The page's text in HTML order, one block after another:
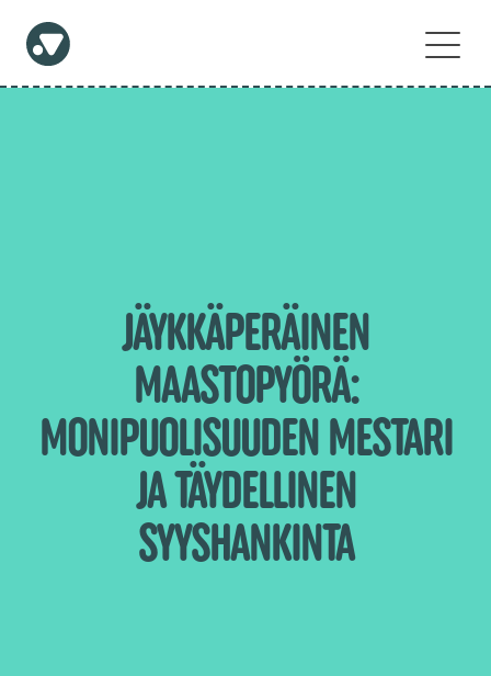
JÄYKKÄPERÄINEN
MAASTOPYÖRÄ:
MONIPUOLISUUDEN MESTARI
JA TÄYDELLINEN
SYYSHANKINTA